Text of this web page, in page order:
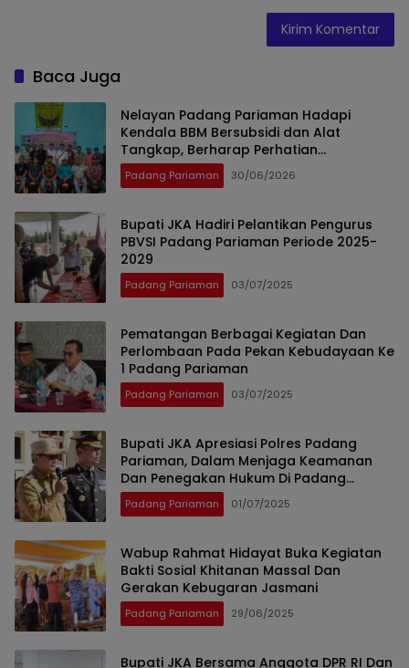
Baca Juga
Nelayan Padang Pariaman Hadapi
Kendala BBM Bersubsidi dan Alat
Tangkap, Berharap Perhatian
Pemerintah
Padang Pariaman 30/06/2026
Bupati JKA Hadiri Pelantikan Pengurus
PBVSI Padang Pariaman Periode 2025-
2029
Padang Pariaman 03/07/2025
Pematangan Berbagai Kegiatan Dan
Perlombaan Pada Pekan Kebudayaan Ke
1 Padang Pariaman
Padang Pariaman 03/07/2025
Bupati JKA Apresiasi Polres Padang
Pariaman, Dalam Menjaga Keamanan
Dan Penegakan Hukum Di Padang
Pariaman
Padang Pariaman 01/07/2025
Wabup Rahmat Hidayat Buka Kegiatan
Bakti Sosial Khitanan Massal Dan
Gerakan Kebugaran Jasmani
Padang Pariaman 29/06/2025
Bupati JKA Bersama Anggota DPR RI Dan